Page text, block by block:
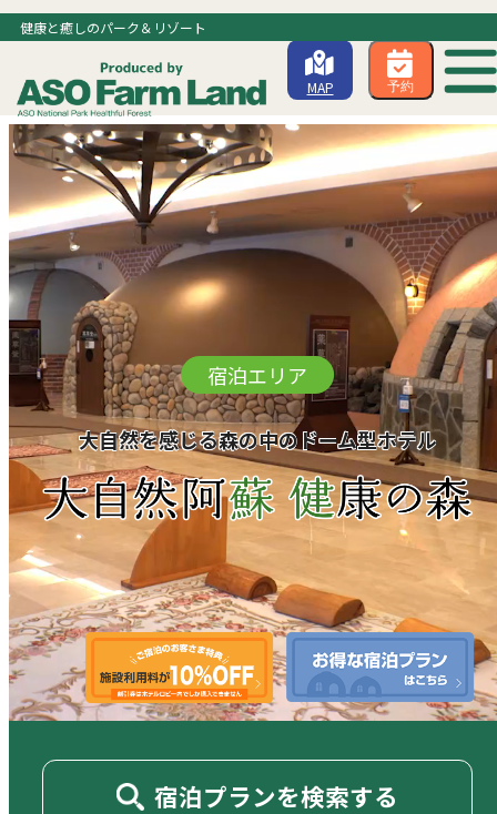
健康と癒しのパーク＆リゾート
MAP 予約
宿泊エリア
大自然を感じる森の中のドーム型ホテル
宿泊プランを検索する